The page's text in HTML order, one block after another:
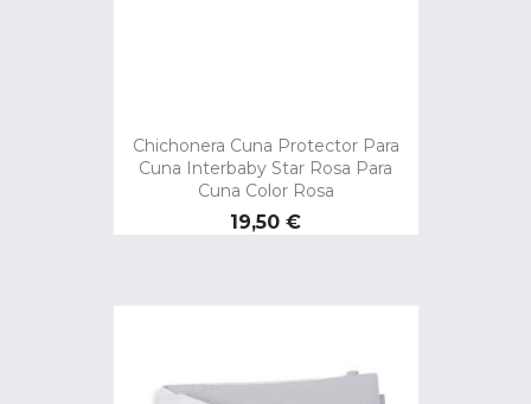
Chichonera Cuna Protector Para
Cuna Interbaby Star Rosa Para
Cuna Color Rosa
Precio
19,50 €